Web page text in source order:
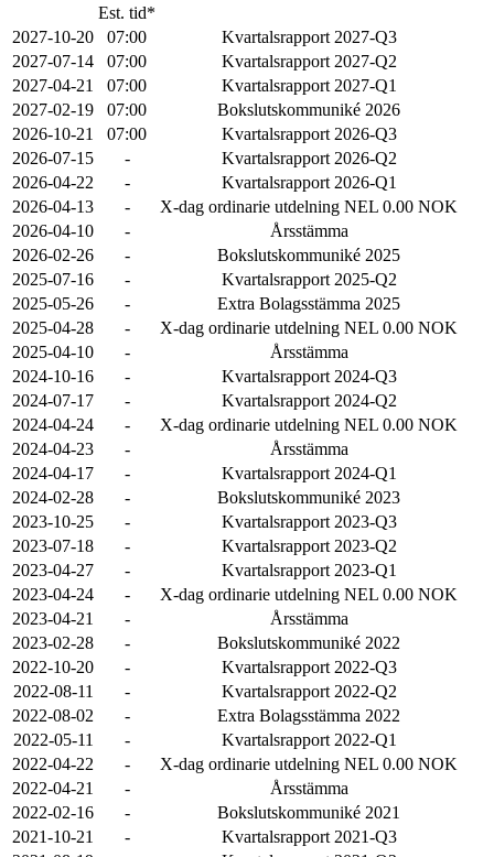
Est. tid*
2027-10-20
07:00
Kvartalsrapport 2027-Q3
2027-07-14
07:00
Kvartalsrapport 2027-Q2
2027-04-21
07:00
Kvartalsrapport 2027-Q1
2027-02-19
07:00
Bokslutskommuniké 2026
2026-10-21
07:00
Kvartalsrapport 2026-Q3
2026-07-15
-
Kvartalsrapport 2026-Q2
2026-04-22
-
Kvartalsrapport 2026-Q1
2026-04-13
-
X-dag ordinarie utdelning NEL 0.00 NOK
2026-04-10
-
Årsstämma
2026-02-26
-
Bokslutskommuniké 2025
2025-07-16
-
Kvartalsrapport 2025-Q2
2025-05-26
-
Extra Bolagsstämma 2025
2025-04-28
-
X-dag ordinarie utdelning NEL 0.00 NOK
2025-04-10
-
Årsstämma
2024-10-16
-
Kvartalsrapport 2024-Q3
2024-07-17
-
Kvartalsrapport 2024-Q2
2024-04-24
-
X-dag ordinarie utdelning NEL 0.00 NOK
2024-04-23
-
Årsstämma
2024-04-17
-
Kvartalsrapport 2024-Q1
2024-02-28
-
Bokslutskommuniké 2023
2023-10-25
-
Kvartalsrapport 2023-Q3
2023-07-18
-
Kvartalsrapport 2023-Q2
2023-04-27
-
Kvartalsrapport 2023-Q1
2023-04-24
-
X-dag ordinarie utdelning NEL 0.00 NOK
2023-04-21
-
Årsstämma
2023-02-28
-
Bokslutskommuniké 2022
2022-10-20
-
Kvartalsrapport 2022-Q3
2022-08-11
-
Kvartalsrapport 2022-Q2
2022-08-02
-
Extra Bolagsstämma 2022
2022-05-11
-
Kvartalsrapport 2022-Q1
2022-04-22
-
X-dag ordinarie utdelning NEL 0.00 NOK
2022-04-21
-
Årsstämma
2022-02-16
-
Bokslutskommuniké 2021
2021-10-21
-
Kvartalsrapport 2021-Q3